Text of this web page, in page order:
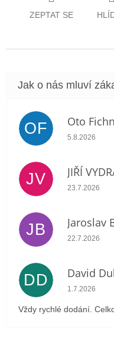
ZEPTAT SE
OF Oto
Hodnocení
5.8.2026
JV JIŘÍ
Hodnocení
23.7.2026
JB Jaroslav
Hodnocení
22.7.2026
DD David
Hodnocení
1.7.2026
Vždy rychlé dodání.